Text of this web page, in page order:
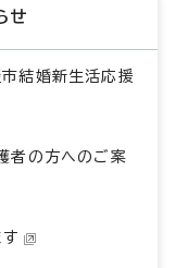
せ
結婚新生活応援
者の方へのご案